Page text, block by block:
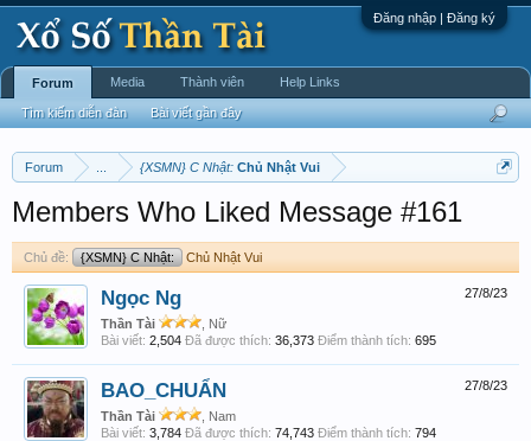
Đăng nhập | Đăng ký
Forum {XSMN} C Nhật: Chủ Nhật Vui
Members Who Liked Message #161
Chủ đề: {XSMN} C Nhật: Chủ Nhật Vui
27/8/23
Ngọc Ng
Thần Tài
, Nữ
Bài viết: 2,504 Đã được thích: 36,373 Điểm thành tích: 695
27/8/23
BAO_CHUẨN
Thần Tài
, Nam
Bài viết: 3,784 Đã được thích: 74,743 Điểm thành tích: 794
Forum
Tìm kiếm diễn đàn Bài viết gần đây
Media Thành viên Help Links